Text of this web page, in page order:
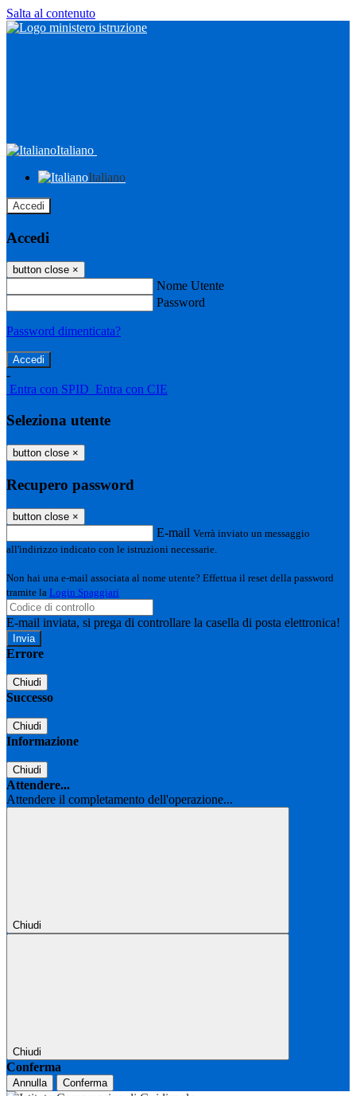
Salta al contenuto
Italiano
Italiano
Accedi
Accedi
button close ×
Nome Utente
Password
Password dimenticata?
-
Entra con SPID Entra con CIE
Seleziona utente
button close ×
Recupero password
button close ×
E-mail Verrà inviato un messaggio
all'indirizzo indicato con le istruzioni necessarie.
Non hai una e-mail associata al nome utente? Effettua il reset della password
tramite la Login Spaggiari
E-mail inviata, si prega di controllare la casella di posta elettronica!
Errore
Chiudi
Successo
Chiudi
Informazione
Chiudi
Attendere...
Attendere il completamento dell'operazione...
Chiudi
Chiudi
Conferma
Annulla Conferma